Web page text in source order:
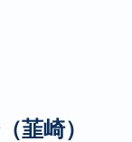
韮崎）